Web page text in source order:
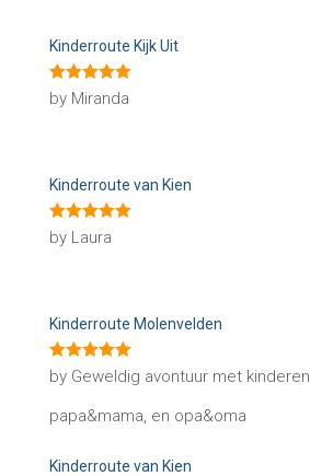
Kinderroute Kijk Uit
Rated5out
of 5
by Miranda
Kinderroute van Kien
Rated5out
of 5
by Laura
Kinderroute Molenvelden
Rated5out
of 5
by Geweldig avontuur met kinderen,
papa&mama, en opa&oma
Kinderroute van Kien